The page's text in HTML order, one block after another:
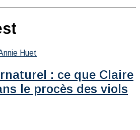
Huet
: ce que Claire
le procès des viols